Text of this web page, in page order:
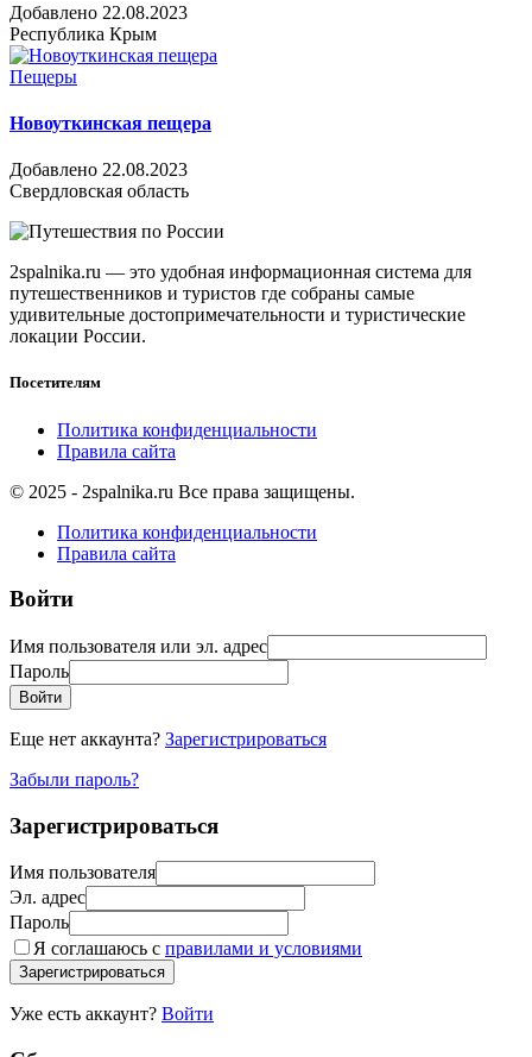
Добавлено 22.08.2023
Республика Крым
Пещеры
Новоуткинская пещера
Добавлено 22.08.2023
Свердловская область
2spalnika.ru — это удобная информационная система для
путешественников и туристов где собраны самые
удивительные достопримечательности и туристические
локации России.
Посетителям
Политика конфиденциальности
Правила сайта
© 2025 - 2spalnika.ru Все права защищены.
Политика конфиденциальности
Правила сайта
Войти
Имя пользователя или эл. адрес
Пароль
Войти
Еще нет аккаунта? Зарегистрироваться
Забыли пароль?
Зарегистрироваться
Имя пользователя
Эл. адрес
Пароль
Я соглашаюсь с правилами и условиями
Зарегистрироваться
Уже есть аккаунт? Войти